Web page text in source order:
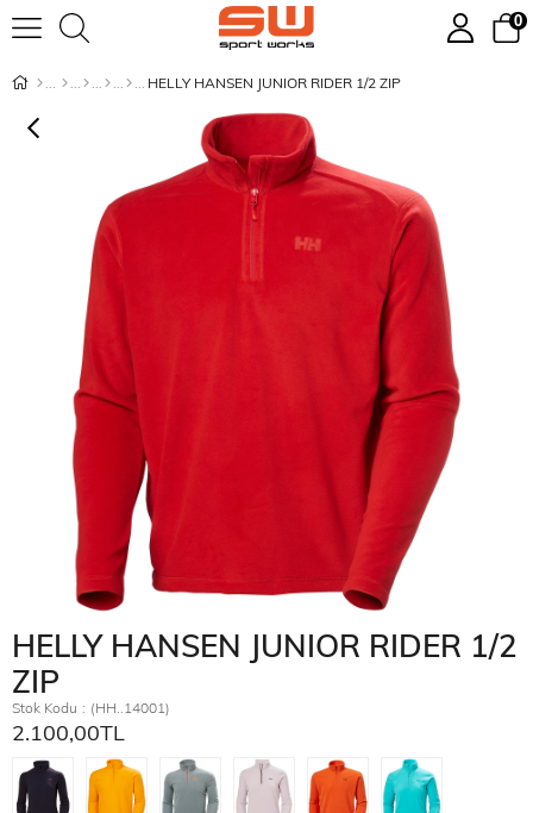
0
HELLY HANSEN JUNIOR RIDER 1/2 ZIP
HELLY HANSEN JUNIOR RIDER 1/2
ZIP
Stok Kodu (HH..14001)
2.100,00TL